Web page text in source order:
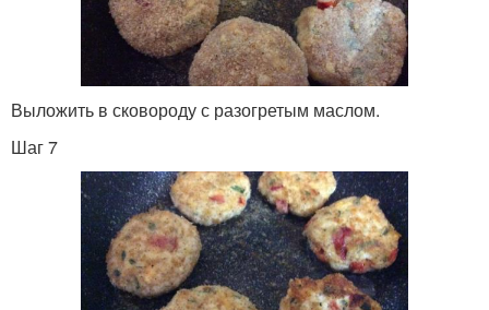
Выложить в сковороду с разогретым маслом.
Шаг 7